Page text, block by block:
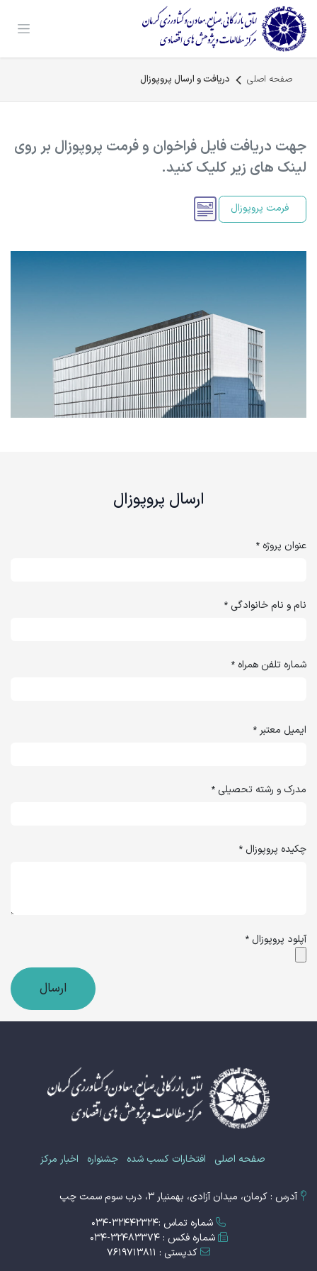
صرف نظر و مشاهده محتوا
صفحه اصلی دریافت و ارسال پروپوزال
جهت دریافت فایل فراخوان و فرمت پروپوزال بر روی
لینک های زیر کلیک کنید.
فرمت پروپوزال
ارسال پروپوزال
عنوان پروژه *
نام و نام خانوادگی *
شماره تلفن همراه *
ایمیل معتبر *
مدرک و رشته تحصیلی *
چکیده پروپوزال *
آپلود پروپوزال *
ارسال
صفحه اصلی افتخارات کسب شده جشنواره اخبار مرکز
آدرس : کرمان، میدان آزادی، بهمنیار 3، درب سوم سمت چپ
شماره تماس :32442324-034
شماره فکس : 32483374-034
کدپستی : 7619713811